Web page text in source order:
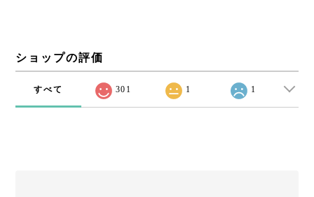
ショップの評価
すべて 301 1 1